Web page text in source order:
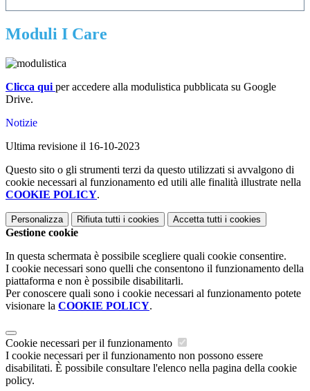
Moduli I Care
Clicca qui per accedere alla modulistica pubblicata su Google
Drive.
Notizie
Ultima revisione il 16-10-2023
Questo sito o gli strumenti terzi da questo utilizzati si avvalgono di
cookie necessari al funzionamento ed utili alle finalità illustrate nella
COOKIE POLICY.
Personalizza Rifiuta tutti i cookies Accetta tutti i cookies
Gestione cookie
In questa schermata è possibile scegliere quali cookie consentire.
I cookie necessari sono quelli che consentono il funzionamento della
piattaforma e non è possibile disabilitarli.
Per conoscere quali sono i cookie necessari al funzionamento potete
visionare la COOKIE POLICY.
Cookie necessari per il funzionamento
I cookie necessari per il funzionamento non possono essere
disabilitati. È possibile consultare l'elenco nella pagina della cookie
policy.